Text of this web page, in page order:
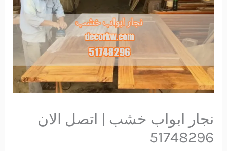
نجار ابواب خشب | اتصل الان
51748296